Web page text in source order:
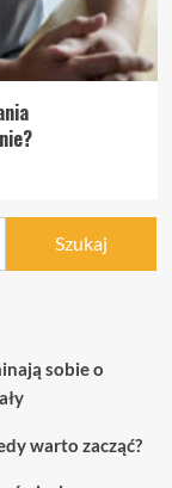
sobie o
warto zacząć?